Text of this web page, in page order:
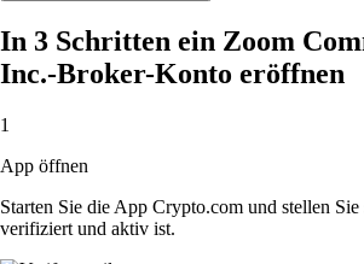
In 3 Schritten ein Zoom
Inc.-Broker-Konto eröffnen
1
App öffnen
Starten Sie die App Crypto.com und stellen
verifiziert und aktiv ist.